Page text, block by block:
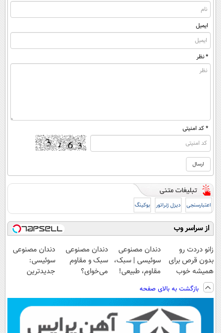
ایمیل
* نظر
* کد امنیتی
اعتبارسنجی دیزل ژنراتور بوکینگ
از سراسر وب
زانو دردت رو
بدون قرص برای
همیشه خوب
کن! (قدم اول،
پرسش‌نامه)
دندان مصنوعی
سوئیسی | سبک،
مقاوم، طبیعی!
رایگان+پرداخت
اقساطی😍
دندان مصنوعی
سبک و مقاوم
می‌خوای؟
📍تهران
دندان مصنوعی
سوئیسی:
جدیدترین
پرداخت قسطی
بازگشت به بالای صفحه